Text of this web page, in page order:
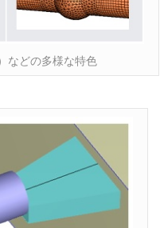
などの多様な特色